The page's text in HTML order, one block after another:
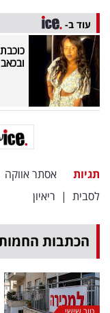
פרסמו
באייס
עקבו
אחרינו:
עוד ב-
תגיות אסתר אווקה
לסבית | ריאיון
הכתבות